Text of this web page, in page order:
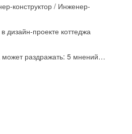
конструктор / Инженер-
дизайн-проекте коттеджа
может раздражать: 5 мнений…